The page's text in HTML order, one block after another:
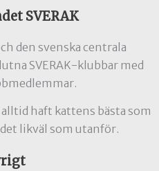
SVERAK
den svenska centrala
SVERAK-klubbar med
haft kattens bästa som
likväl som utanför.